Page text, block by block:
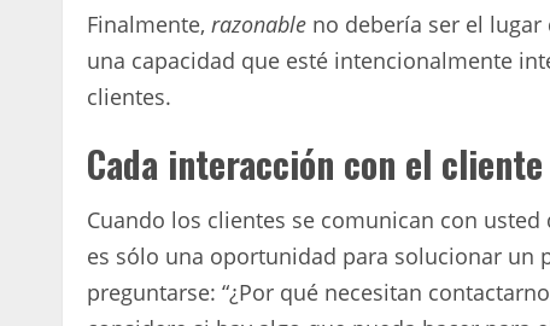
Finalmente, razonable no debería ser el
una capacidad que esté intencionalmente
clientes.
Cada interacción con el
Cuando los clientes se comunican con
es sólo una oportunidad para solucionar un
preguntarse: “¿Por qué necesitan